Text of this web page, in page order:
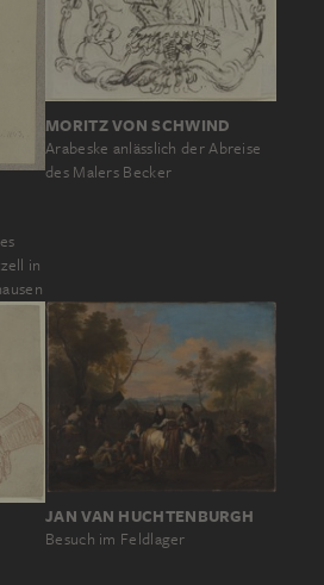
in
MORITZ VON SCHWIND
Arabeske anlässlich der Abreise
des Malers Becker
JAN VAN HUCHTENBURGH
Besuch im Feldlager